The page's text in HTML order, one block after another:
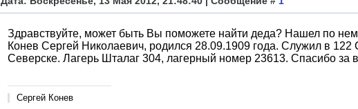
Здравствуйте, может быть Вы поможете найти деда? Нашел по
Конев Сергей Николаевич, родился 28.09.1909 года. Служил в
Северске. Лагерь Шталаг 304, лагерный номер 23613. Спасибо
Сергей Конев